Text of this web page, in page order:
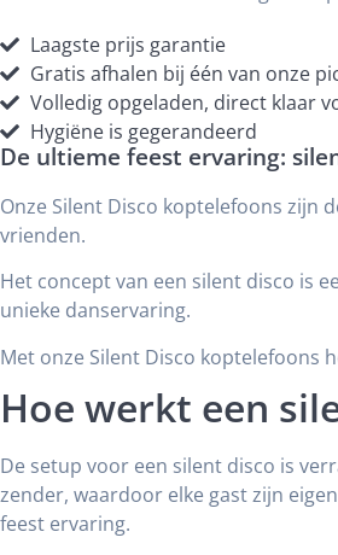
Laagste prijs garantie
Gratis afhalen bij één van onze
Volledig opgeladen, direct klaar
Hygiëne is gegerandeerd
De ultieme feest ervaring:
Onze Silent Disco koptelefoons zijn
vrienden.
Het concept van een silent disco is
unieke danservaring.
Met onze Silent Disco koptelefoons
Hoe werkt een
De setup voor een silent disco is
zender, waardoor elke gast zijn
feest ervaring.